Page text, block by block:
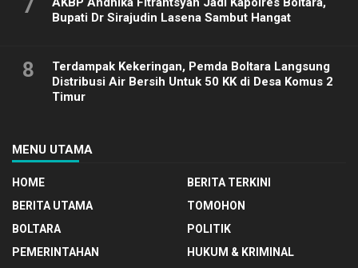
7
Bupati Dr Sirajudin Lasena Sambut Hangat
8
Terdampak Kekeringan, Pemda Boltara Langsung
Distribusi Air Bersih Untuk 50 KK di Desa Komus 2
Timur
MENU UTAMA
HOME
BERITA TERKINI
BERITA UTAMA
TOMOHON
BOLTARA
POLITIK
PEMERINTAHAN
HUKUM & KRIMINAL